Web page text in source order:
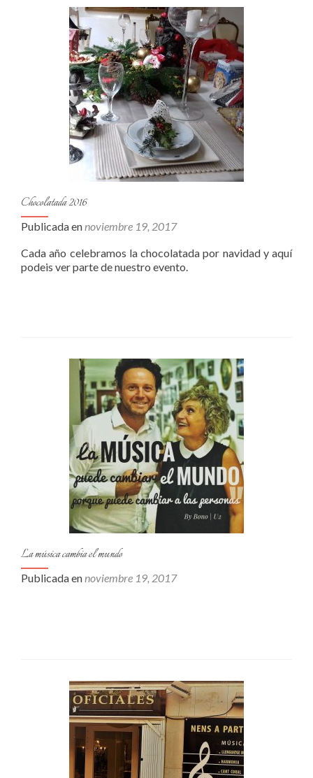
Chocolatada 2016
Publicada ennoviembre 19, 2017
Cada año celebramos la chocolatada por navidad y aquí
podeis ver parte de nuestro evento.
La música cambia el mundo
Publicada ennoviembre 19, 2017